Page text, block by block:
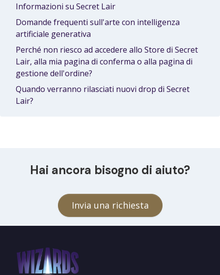
Informazioni su Secret Lair
Domande frequenti sull'arte con intelligenza
artificiale generativa
Perché non riesco ad accedere allo Store di Secret
Lair, alla mia pagina di conferma o alla pagina di
gestione dell'ordine?
Quando verranno rilasciati nuovi drop di Secret
Lair?
Hai ancora bisogno di aiuto?
Invia una richiesta